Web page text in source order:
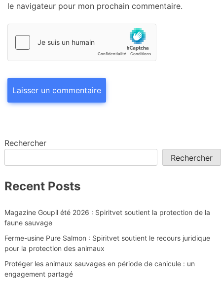
le navigateur pour mon prochain commentaire.
Rechercher
Rechercher
Recent Posts
Magazine Goupil été 2026 : Spiritvet soutient la protection de la
faune sauvage
Ferme-usine Pure Salmon : Spiritvet soutient le recours juridique
pour la protection des animaux
Protéger les animaux sauvages en période de canicule : un
engagement partagé